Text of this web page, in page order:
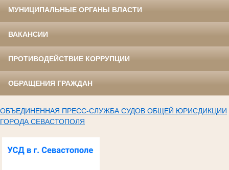
МУНИЦИПАЛЬНЫЕ ОРГАНЫ ВЛАСТИ
ВАКАНСИИ
ПРОТИВОДЕЙСТВИЕ КОРРУПЦИИ
ОБРАЩЕНИЯ ГРАЖДАН
ОБЪЕДИНЕННАЯ ПРЕСС-СЛУЖБА СУДОВ ОБЩЕЙ ЮРИСДИКЦИИ
ГОРОДА СЕВАСТОПОЛЯ